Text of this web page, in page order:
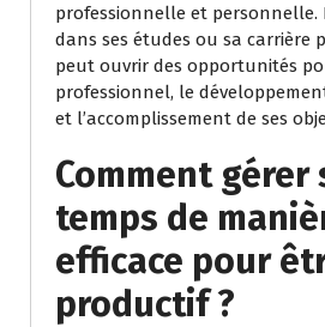
professionnelle et personnelle.
dans ses études ou sa carrière
peut ouvrir des opportunités
professionnel, le
et l’accomplissement de ses
Comment gérer
temps de
efficace pour
productif ?